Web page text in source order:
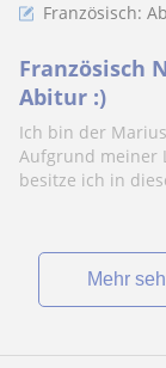
Französisch:
Französisch
Abitur :)
Ich bin der
Aufgrund meiner
besitze ich in
Mehr